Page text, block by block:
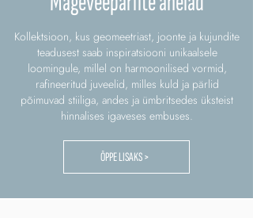
Kollektsioon, kus geomeetriast, joonte ja kujundite
teadusest saab inspiratsiooni unikaalsele
loomingule, millel on harmoonilised vormid,
rafineeritud juveelid, milles kuld ja pärlid
põimuvad stiiliga, andes ja ümbritsedes üksteist
hinnalises igaveses embuses.
ÕPPE LISAKS >